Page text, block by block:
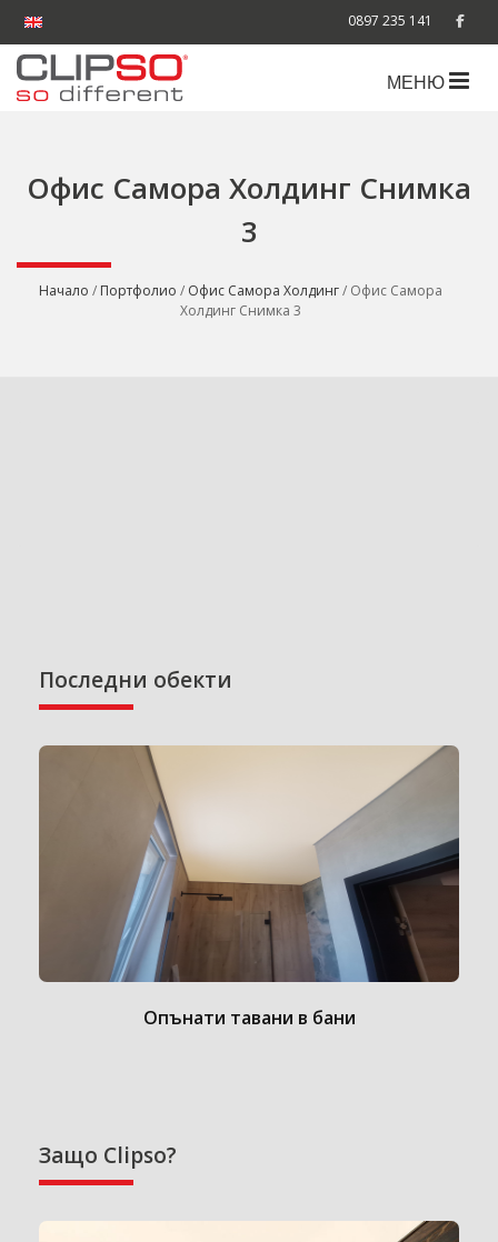
0897 235 141
МЕНЮ
Офис Самора Холдинг Снимка
3
Начало / Портфолио / Офис Самора Холдинг/ Офис Самора
Холдинг Снимка 3
Последни обекти
Опънати тавани в бани
Защо Clipso?